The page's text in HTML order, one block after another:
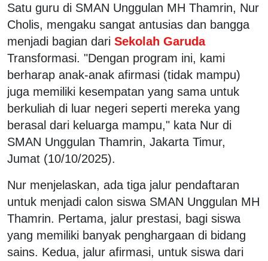
Satu guru di SMAN Unggulan MH Thamrin, Nur
Cholis, mengaku sangat antusias dan bangga
menjadi bagian dari Sekolah Garuda
Transformasi. "Dengan program ini, kami
berharap anak-anak afirmasi (tidak mampu)
juga memiliki kesempatan yang sama untuk
berkuliah di luar negeri seperti mereka yang
berasal dari keluarga mampu," kata Nur di
SMAN Unggulan Thamrin, Jakarta Timur,
Jumat (10/10/2025).
Nur menjelaskan, ada tiga jalur pendaftaran
untuk menjadi calon siswa SMAN Unggulan MH
Thamrin. Pertama, jalur prestasi, bagi siswa
yang memiliki banyak penghargaan di bidang
sains. Kedua, jalur afirmasi, untuk siswa dari